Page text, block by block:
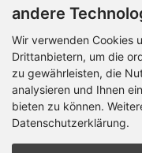
Informationen
Kontakt
Sitemap
Über uns
andere
Wir verwenden Cookies
Drittanbietern, um die
zu gewährleisten, die
analysieren und Ihnen
bieten zu können.
Datenschutzerklärung.